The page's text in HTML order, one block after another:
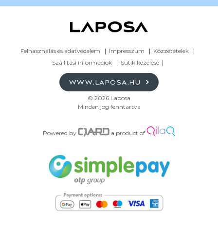
Felhasználás és adatvédelem Impresszum
Közzétételek
Szállítási információk
Sütik kezelése
WWW.LAPOSA.HU
© 2026 Laposa
Minden jog fenntartva
Powered by a product of